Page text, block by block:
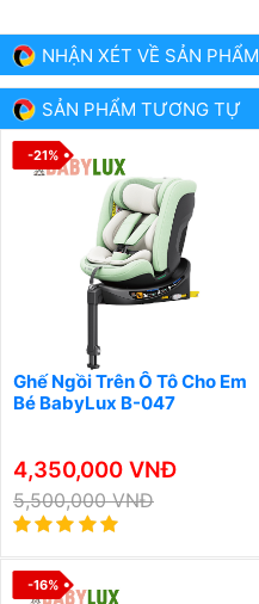
NHẬN XÉT VỀ SẢN PHẨM
SẢN PHẨM TƯƠNG TỰ
-21%
Ghế Ngồi Trên Ô Tô Cho Em
Bé BabyLux B-047
4,350,000 VNĐ
5,500,000 VNĐ
-16%